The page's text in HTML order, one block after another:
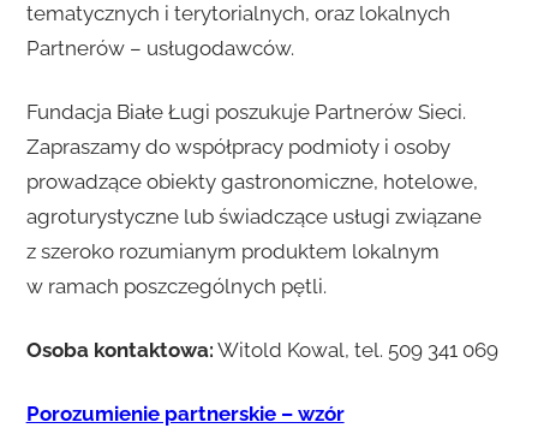
tematycznych i terytorialnych, oraz lokalnych
Partnerów – usługodawców.
Fundacja Białe Ługi poszukuje Partnerów Sieci.
Zapraszamy do współpracy podmioty i osoby
prowadzące obiekty gastronomiczne, hotelowe,
agroturystyczne lub świadczące usługi związane
z szeroko rozumianym produktem lokalnym
w ramach poszczególnych pętli.
Osoba kontaktowa: Witold Kowal, tel. 509 341 069
Porozumienie partnerskie – wzór